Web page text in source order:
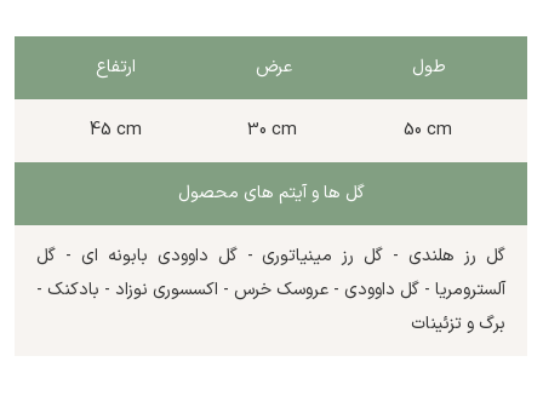
طول عرض ارتفاع
45 cm 30 cm 50 cm
گل ها و آیتم های محصول
گل رز هلندی - گل رز مینیاتوری - گل داوودی بابونه ای - گل
آلسترومریا - گل داوودی - عروسک خرس - اکسسوری نوزاد - بادکنک -
برگ و تزئینات